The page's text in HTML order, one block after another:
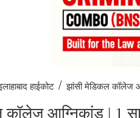
हाईकोट / झांसी मेडिकल कॉलेज
आग्निकांड | 1